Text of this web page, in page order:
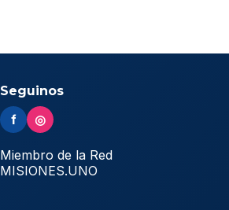
Seguinos
f ◎
Miembro de la Red
MISIONES.UNO